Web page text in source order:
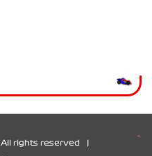
All rights reserved